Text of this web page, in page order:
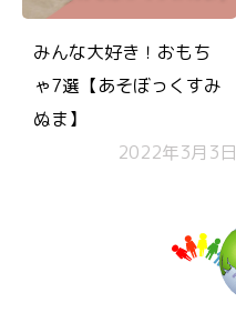
みんな大好き！おもち
ゃ7選【あそぼっくすみ
ぬま】
2022年3月3日